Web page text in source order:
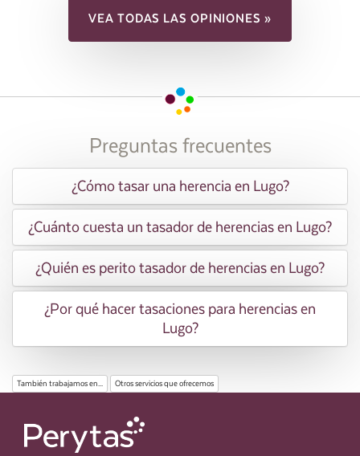
VEA TODAS LAS OPINIONES »
Preguntas frecuentes
¿Cómo tasar una herencia en Lugo?
¿Cuánto cuesta un tasador de herencias en Lugo?
¿Quién es perito tasador de herencias en Lugo?
¿Por qué hacer tasaciones para herencias en
Lugo?
También trabajamos en... Otros servicios que ofrecemos